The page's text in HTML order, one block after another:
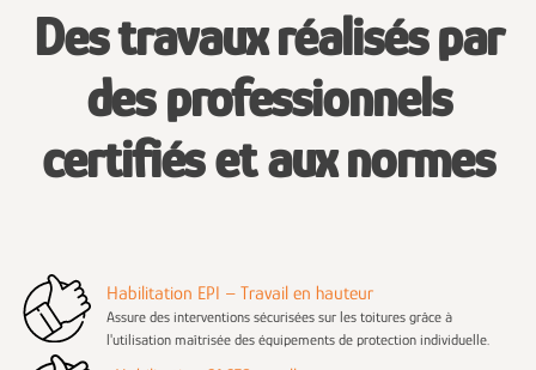
Des travaux réalisés par
des professionnels
certifiés et aux normes
Habilitation EPI – Travail en hauteur
Assure des interventions sécurisées sur les toitures grâce à
l'utilisation maîtrisée des équipements de protection individuelle.